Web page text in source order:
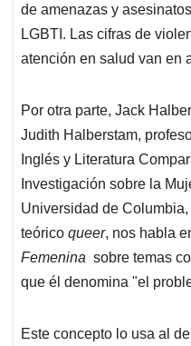
de amenazas y
LGBTI. Las cifras de
atención en salud van en
Por otra parte, Jack
Judith Halberstam,
Inglés y Literatura
Investigación sobre la
Universidad de
teórico queer, nos habla
Femenina sobre temas
que él denomina "el
Este concepto lo usa al